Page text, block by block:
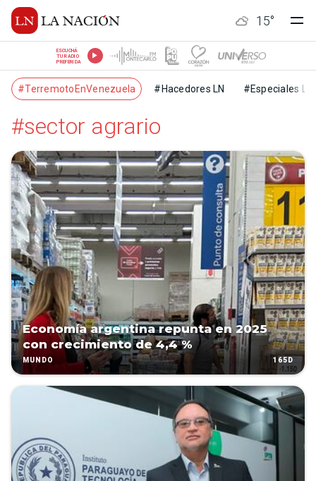
15°
ESCUCHÁ
TU RADIO
PREFERIDA
#TerremotoEnVenezuela #Hacedores LN #Especiales LN
#sector agrario
Economía argentina repunta en 2025
con crecimiento de 4,4 %
MUNDO 165D